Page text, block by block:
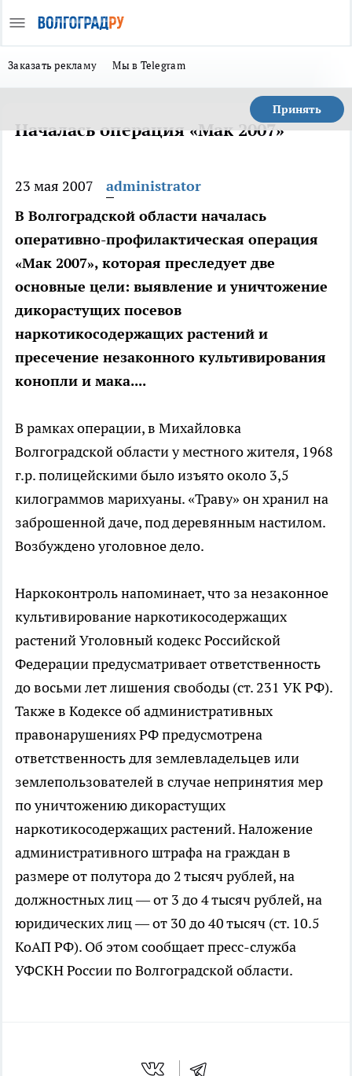
Заказать рекламу Мы в Telegram
Принять
Началась операция «Мак 2007»
23 мая 2007
administrator
В Волгоградской области началась
оперативно-профилактическая операция
«Мак 2007», которая преследует две
основные цели: выявление и уничтожение
дикорастущих посевов
наркотикосодержащих растений и
пресечение незаконного культивирования
конопли и мака....
В рамках операции, в Михайловка
Волгоградской области у местного жителя, 1968
г.р. полицейскими было изъято около 3,5
килограммов марихуаны. «Траву» он хранил на
заброшенной даче, под деревянным настилом.
Возбуждено уголовное дело.
Наркоконтроль напоминает, что за незаконное
культивирование наркотикосодержащих
растений Уголовный кодекс Российской
Федерации предусматривает ответственность
до восьми лет лишения свободы (ст. 231 УК РФ).
Также в Кодексе об административных
правонарушениях РФ предусмотрена
ответственность для землевладельцев или
землепользователей в случае непринятия мер
по уничтожению дикорастущих
наркотикосодержащих растений. Наложение
административного штрафа на граждан в
размере от полутора до 2 тысяч рублей, на
должностных лиц — от 3 до 4 тысяч рублей, на
юридических лиц — от 30 до 40 тысяч (ст. 10.5
КоАП РФ). Об этом сообщает пресс-служба
УФСКН России по Волгоградской области.